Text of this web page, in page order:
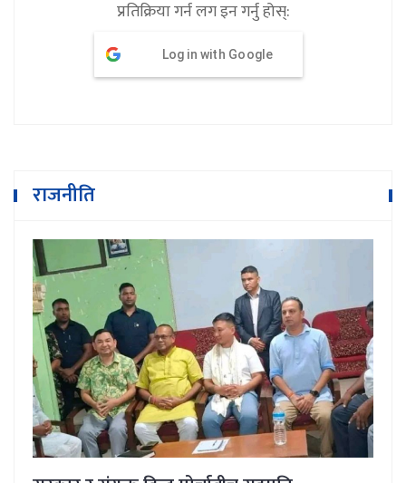
प्रतिक्रिया गर्न लग इन गर्नु होस्:
Log in with Google
राजनीति